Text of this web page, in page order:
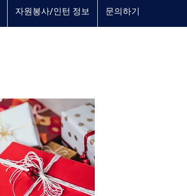
자원봉사/인턴 정보 문의하기